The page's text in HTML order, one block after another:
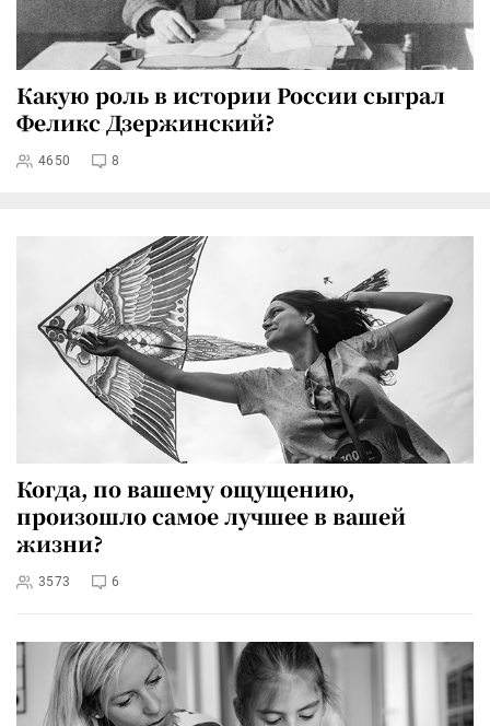
Какую роль в истории России сыграл
Феликс Дзержинский?
4650 8
Когда, по вашему ощущению,
произошло самое лучшее в вашей
жизни?
3573 6